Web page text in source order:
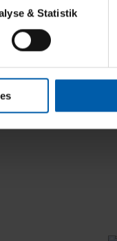
Ihres
unserer
Form an Dritte wie
für Ihr
der Cookies selbst
über Cookies
die bisherigen
& Statistik